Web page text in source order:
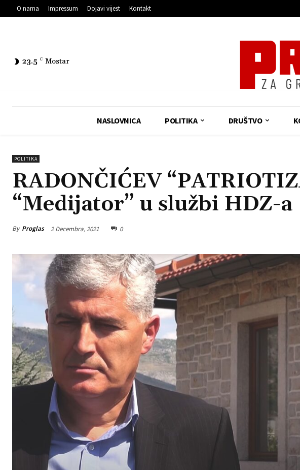
O nama Impressum Dojavi vijest Kontakt
23.5 C Mostar
NASLOVNICA POLITIKA DRUŠTVO
POLITIKA
RADONČIĆEV
“Medijator” u službi HDZ-a
By Proglas 2 Decembra, 2021 0